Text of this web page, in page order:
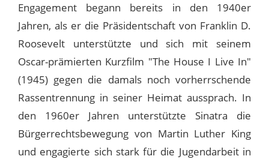
Engagement begann bereits in den 1940er
Jahren, als er die Präsidentschaft von Franklin D.
Roosevelt unterstützte und sich mit seinem
Oscar-prämierten Kurzfilm "The House I Live In"
(1945) gegen die damals noch vorherrschende
Rassentrennung in seiner Heimat aussprach. In
den 1960er Jahren unterstützte Sinatra die
Bürgerrechtsbewegung von Martin Luther King
und engagierte sich stark für die Jugendarbeit in